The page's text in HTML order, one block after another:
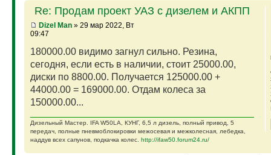
Re: Продам проект УАЗ с дизелем и АКПП
Dizel Man» 29 мар 2022, Вт
09:47
180000.00 видимо загнул сильно. Резина,
сегодня, если есть в наличии, стоит 25000.00,
диски по 8800.00. Получается 125000.00 +
44000.00 = 169000.00. Отдам колеса за
150000.00...
Дизельный Мастер. IFA W50LA, КУНГ, 6,5 л дизель, полный привод, 5
передач, полные пневмоблокировки межосевая и межколесная, лебедка,
наддув всех сапунов, подкачка колес. http://ifaw50.forum24.ru/